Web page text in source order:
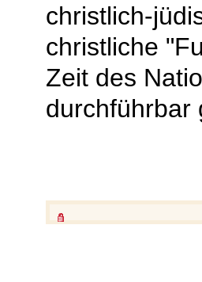
christlich-
christliche
Zeit des
durchführbar